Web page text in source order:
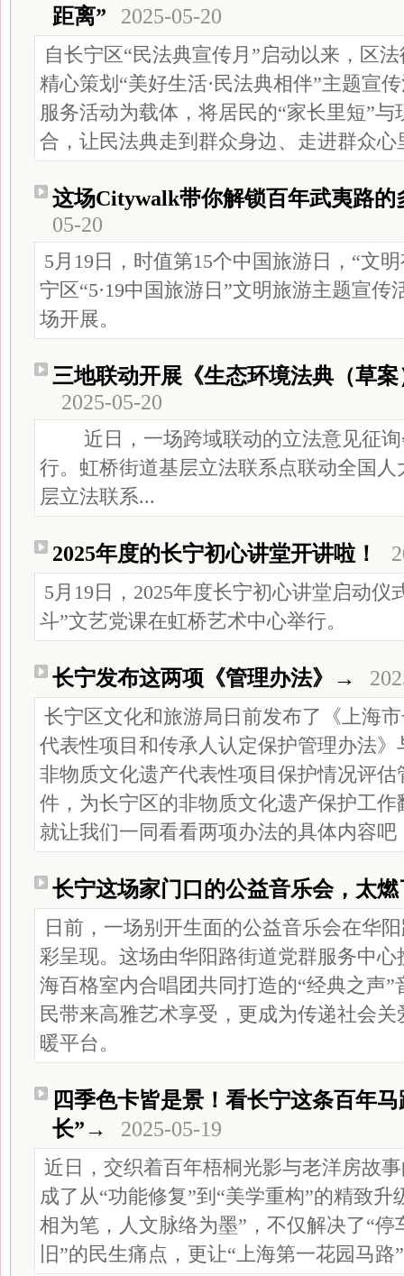
距离”
2025-05-20
自长宁区“民法典宣传月”启动以来，区
精心策划“美好生活·民法典相伴”主题宣
服务活动为载体，将居民的“家长里短”
合，让民法典走到群众身边、走进群众心
这场Citywalk带你解锁百年武夷路的
05-20
5月19日，时值第15个中国旅游日，“文
宁区“5·19中国旅游日”文明旅游主题宣
场开展。
三地联动开展《生态环境法典（草
2025-05-20
近日，一场跨域联动的立法意见征询
行。虹桥街道基层立法联系点联动全国
层立法联系...
2025年度的长宁初心讲堂开讲啦！
5月19日，2025年度长宁初心讲堂启动仪
斗”文艺党课在虹桥艺术中心举行。
长宁发布这两项《管理办法》→
长宁区文化和旅游局日前发布了《上海
代表性项目和传承人认定保护管理办法
非物质文化遗产代表性项目保护情况评
件，为长宁区的非物质文化遗产保护工
就让我们一同看看两项办法的具体内容吧
长宁这场家门口的公益音乐会，太燃
日前，一场别开生面的公益音乐会在华
彩呈现。这场由华阳路街道党群服务中
海百格室内合唱团共同打造的“经典之声
民带来高雅艺术享受，更成为传递社会
暖平台。
四季色卡皆是景！看长宁这条百年
长”→
2025-05-19
近日，交织着百年梧桐光影与老洋房故
成了从“功能修复”到“美学重构”的精致
相为笔，人文脉络为墨”，不仅解决了“
旧”的民生痛点，更让“上海第一花园马